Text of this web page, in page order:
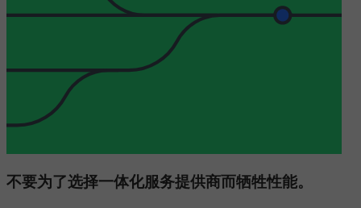
不要为了选择一体化服务提供商而牺牲性能。